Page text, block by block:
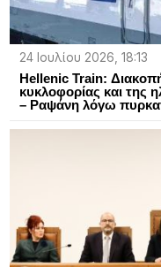
24 Ιουλίου 2026, 18:13
Hellenic Train:
κυκλοφορίας και της
– Ραψάνη λόγω